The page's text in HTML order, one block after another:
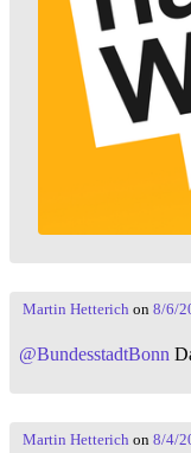
Martin Hetterich on 8/6/
@BundesstadtBonn
Martin Hetterich on 8/4/